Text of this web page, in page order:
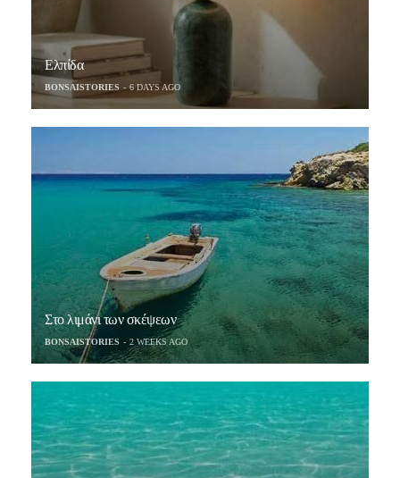
Ελπίδα
BONSAISTORIES 6 DAYS AGO
Στο λιμάνι των σκέψεων
BONSAISTORIES 2 WEEKS AGO